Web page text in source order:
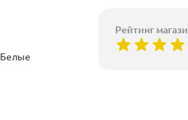
Белые
Рейтинг